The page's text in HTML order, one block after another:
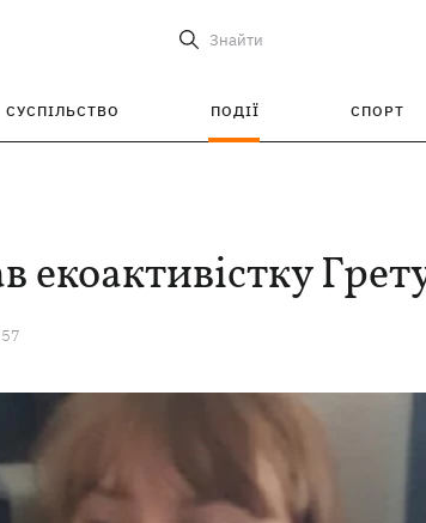
Знайти
СУСПІЛЬСТВО ПОДІЇ СПОРТ
екоактивістку